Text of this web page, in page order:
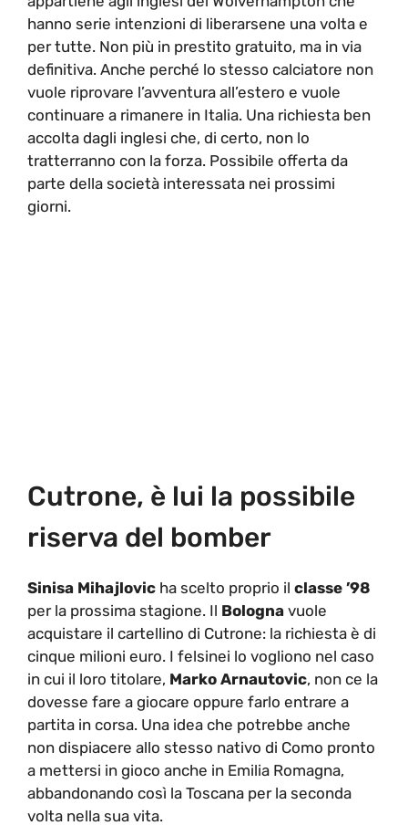
hanno serie intenzioni di liberarsene una volta e
per tutte. Non più in prestito gratuito, ma in via
definitiva. Anche perché lo stesso calciatore non
vuole riprovare l’avventura all’estero e vuole
continuare a rimanere in Italia. Una richiesta ben
accolta dagli inglesi che, di certo, non lo
tratterranno con la forza. Possibile offerta da
parte della società interessata nei prossimi
giorni.
Cutrone, è lui la possibile
riserva del bomber
Sinisa Mihajlovic ha scelto proprio il classe ’98
per la prossima stagione. Il Bologna vuole
acquistare il cartellino di Cutrone: la richiesta è di
cinque milioni euro. I felsinei lo vogliono nel caso
in cui il loro titolare, Marko Arnautovic, non ce la
dovesse fare a giocare oppure farlo entrare a
partita in corsa. Una idea che potrebbe anche
non dispiacere allo stesso nativo di Como pronto
a mettersi in gioco anche in Emilia Romagna,
abbandonando così la Toscana per la seconda
volta nella sua vita.